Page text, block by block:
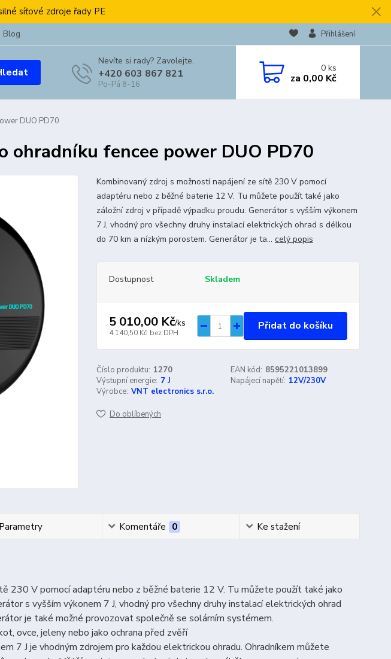
síťové zdroje řady PE
Blog Přihlášení
Nevíte si rady? Zavolejte.
+420 603 867 821
Po-Pá 8-16
0ks
za 0,00 Kč
DUO PD70
ohradníku fencee power DUO PD70
Kombinovaný zdroj s možností napájení ze sítě 230 V pomocí
adaptéru nebo z běžné baterie 12 V. Tu můžete použít také jako
záložní zdroj v případě výpadku proudu. Generátor s vyšším výkonem
7 J, vhodný pro všechny druhy instalací elektrických ohrad s délkou
do 70 km a nízkým porostem. Generátor je ta... celý popis
Dostupnost Skladem
5 010,00 Kč/ks
4 140,50 Kč bez DPH
Přidat do košíku
Číslo produktu: 1270 EAN kód: 8595221013899
Výstupní energie: 7 J Napájecí napětí: 12V/230V
Výrobce: VNT electronics s.r.o.
Do oblíbených
Parametry Komentáře 0 Ke stažení
230 V pomocí adaptéru nebo z běžné baterie 12 V. Tu můžete použít také jako
s vyšším výkonem 7 J, vhodný pro všechny druhy instalací elektrických ohrad
je také možné provozovat společně se solárním systémem.
ovce, jeleny nebo jako ochrana před zvěří
7 J je vhodným zdrojem pro každou elektrickou ohradu. Ohradníkem můžete